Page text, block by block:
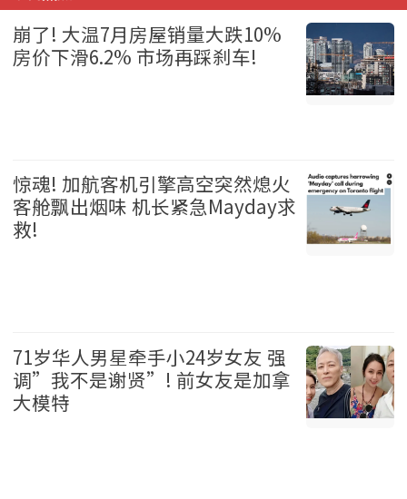
崩了! 大温7月房屋销量大跌10%
房价下滑6.2% 市场再踩刹车!
惊魂! 加航客机引擎高空突然熄火
客舱飘出烟味 机长紧急Mayday求
救!
71岁华人男星牵手小24岁女友 强
调”我不是谢贤”! 前女友是加拿
大模特